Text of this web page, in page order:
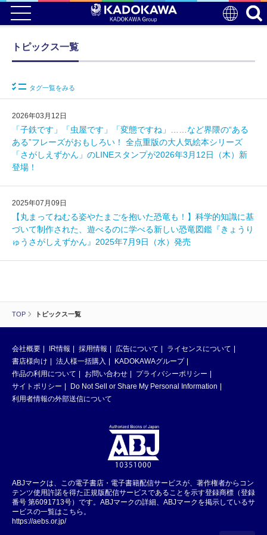
TOP トピックス一覧
トピックス一覧
タグ一覧をみる
2026年03月12日
「子鉄です」「虫屋です」「変態ですね」……など界隈の“ある
ある”フレーズがおもしろい！ 全点重版の大人気絵本シリーズ
「さがしえずかん」のLINEスタンプが2026年3月12日（木）新
登場！
2025年07月09日
【丸まってねむる姿やたまごを抱いた恐竜も！】科学的知識に基
づいて制作された、遊べるのに学べる新しい恐竜図鑑『きょうり
ゅうさがしえずかん』2025年7月9日（水）発売
会社概要 IR情報 採用情報 広告について
ライセンスについて
書店様向け
法人様一括購入
KADOKAWAグループ
作品の利用について
お問い合わせ
プライバシーポリシー
サイトポリシー
Do Not Sell or Share My Personal Information
利用者情報の外部送信について
ABJマークは、この電子書店・電子書籍配信サービスが、著作権者からコン
テンツ使用許諾を得た正規版配信サービスであることを示す登録商標（登録
番号 第6091713号）です。ABJマークの詳細、ABJマークを掲示しているサ
ービスの一覧はこちら。
https://aebs.or.jp/